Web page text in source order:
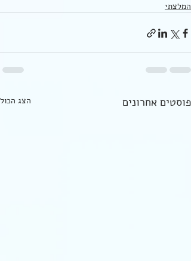
המלצתי
פוסטים אחרונים הצג הכול